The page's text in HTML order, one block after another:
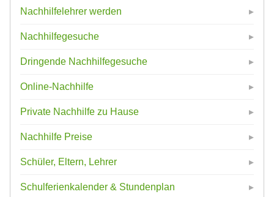
Nachhilfelehrer werden
Nachhilfegesuche
Dringende Nachhilfegesuche
Online-Nachhilfe
Private Nachhilfe zu Hause
Nachhilfe Preise
Schüler, Eltern, Lehrer
Schulferienkalender & Stundenplan